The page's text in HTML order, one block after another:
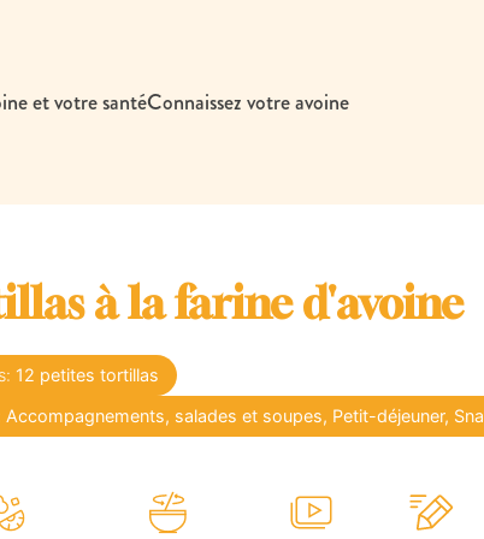
et votre santéConnaissez votre avoine
à la farine d'avoine
12 petites tortillas
Accompagnements, salades et soupes, Petit-déjeuner,